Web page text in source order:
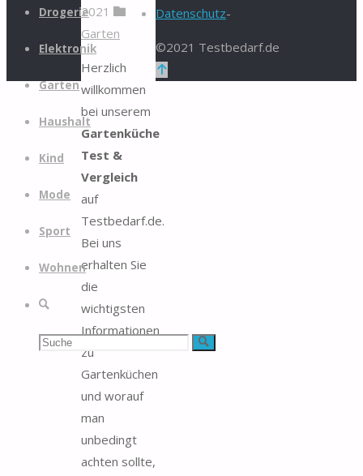
springenDrogerie
Elektronik
Garten
Haushalt
Kind
Mode
Sport
Wohnen
Suche
Suchen Suche
2021
Garten
Herzlich
willkommen
bei unserem
Gartenküche
Test &
Vergleich
auf
Testbedarf.de.
Bei uns
erhalten Sie
die
wichtigsten
Informationen
zu
Gartenküchen
und worauf
man
unbedingt
achten sollte,
Datenschutz-
©2021 Testbedarf.de
Zurück